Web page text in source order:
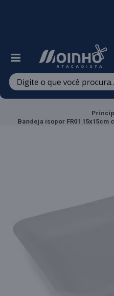
Bandeja isopor FR01 15x15cm